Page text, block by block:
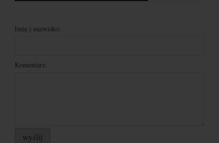
Imię i nazwisko:
Komentarz:
wyślij